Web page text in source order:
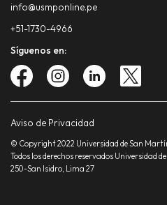
info@usmponline.pe
+51-1730-4966
Síguenos en:
Aviso de Privacidad
© Copyright 2022 Universidad de San
Todos los derechos reservados Universidad
250-San Isidro, Lima 27